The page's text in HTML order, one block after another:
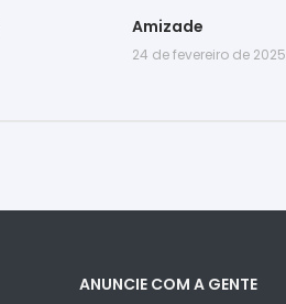
Amizade
24 de fevereiro de 2025
ANUNCIE COM A GENTE